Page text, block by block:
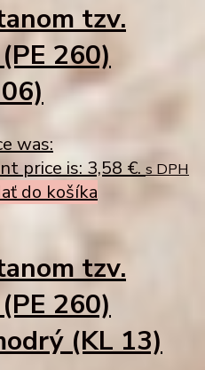
tzv.
260)
was:
price is: 3,58 €. s DPH
do košíka
tzv.
260)
(KL 13)